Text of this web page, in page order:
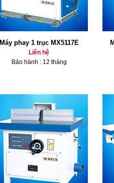
Máy phay 1 trục MX5117E
Liên hệ
Bảo hành : 12 tháng